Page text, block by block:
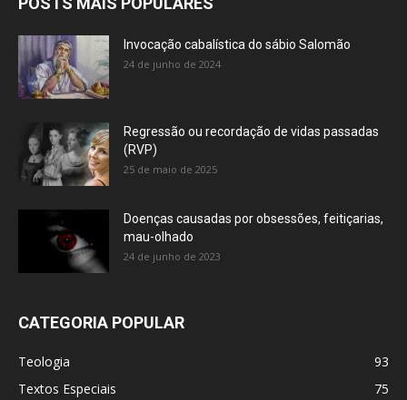
Invocação cabalística do sábio Salomão
24 de junho de 2024
Regressão ou recordação de vidas passadas
(RVP)
25 de maio de 2025
Doenças causadas por obsessões, feitiçarias,
mau-olhado
24 de junho de 2023
CATEGORIA POPULAR
Teologia
93
Textos Especiais
75